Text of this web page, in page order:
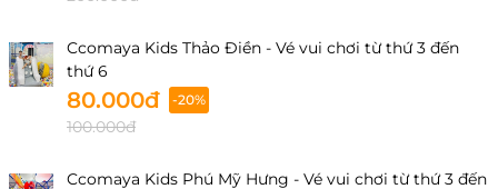
Ccomaya Kids Thảo Điền - Vé vui chơi từ thứ 3 đến
thứ 6
80.000đ -20%
100.000đ
Ccomaya Kids Phú Mỹ Hưng - Vé vui chơi từ thứ 3 đến